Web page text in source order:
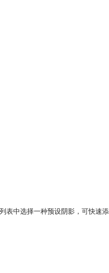
表中选择一种预设阴影，可快速添